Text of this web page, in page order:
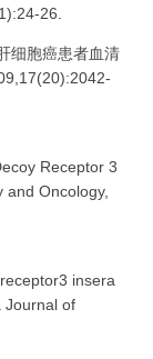
26.
细胞癌患者血清
Receptor 3
and Oncology,
insera
Journal of